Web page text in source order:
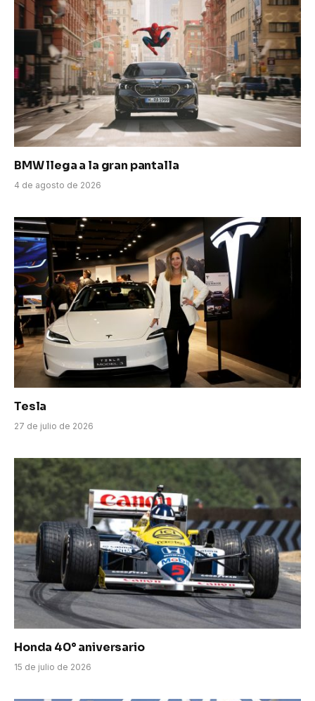
BMW llega a la gran pantalla
4 de agosto de 2026
Tesla
27 de julio de 2026
Honda 40° aniversario
15 de julio de 2026